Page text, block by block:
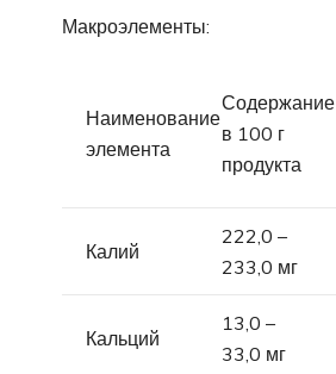
Макроэлементы:
Наименование
элемента
Содержание
в 100 г
продукта
Калий
222,0 –
233,0 мг
Кальций
13,0 –
33,0 мг